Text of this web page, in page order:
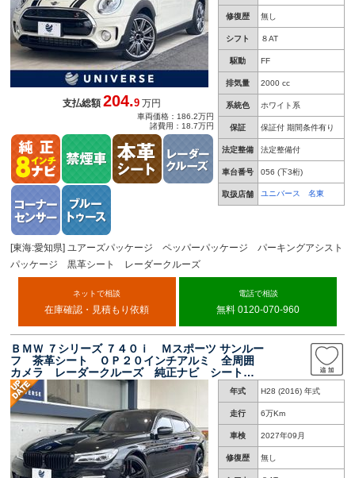
修復歴 無し
シフト ８AT
駆動 FF
排気量 2000 cc
系統色 ホワイト系
保証 保証付 期間条件有り
法定整備 法定整備付
車台番号 056 (下3桁)
取扱店舗 ユニバース 名東
支払総額204.9 万円
車両価格：186.2万円
諸費用：18.7万円
[東海:愛知県] ユアーズパッケージ ペッパーパッケージ パーキングアシスト
パッケージ 黒革シート レーダークルーズ
ネットで相談
在庫確認・見積もり依頼
電話で相談
無料 0120-070-960
ＢＭＷ ７シリーズ ７４０ｉ Ｍスポーツ サンルー
フ 茶革シート ＯＰ２０インチアルミ 全周囲
カメラ レーダークルーズ 純正ナビ シートベ
ンチレーション 前席パワーシート イージーク
ローザー ハーマンカードンサウンド パワーバ
ックドア 禁煙車
年式 H28 (2016) 年式
走行 6万Km
車検 2027年09月
修復歴 無し